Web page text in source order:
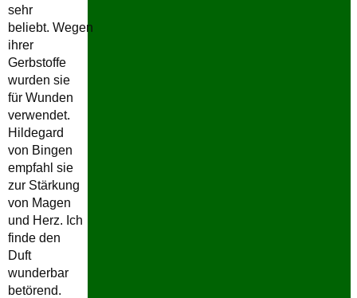
sehr
beliebt. Wegen
ihrer
Gerbstoffe
wurden sie
für Wunden
verwendet.
Hildegard
von Bingen
empfahl sie
zur Stärkung
von Magen
und Herz. Ich
finde den
Duft
wunderbar
betörend.